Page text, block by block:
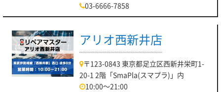
03-6666-7858
アリオ西新井店
〒123-0843 東京都足立区西新井栄町1-
20-1 2階「SmaPla(スマプラ)」内
10:00～21:00